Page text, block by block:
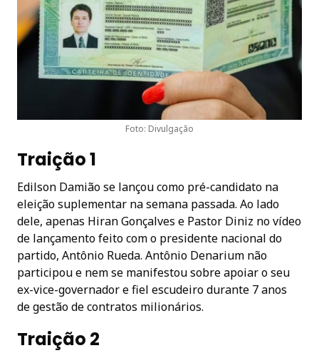
Foto: Divulgação
Traição 1
Edilson Damião se lançou como pré-candidato na
eleição suplementar na semana passada. Ao lado
dele, apenas Hiran Gonçalves e Pastor Diniz no vídeo
de lançamento feito com o presidente nacional do
partido, Antônio Rueda. Antônio Denarium não
participou e nem se manifestou sobre apoiar o seu
ex-vice-governador e fiel escudeiro durante 7 anos
de gestão de contratos milionários.
Traição 2